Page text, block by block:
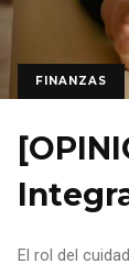
FINANZAS
El rol del